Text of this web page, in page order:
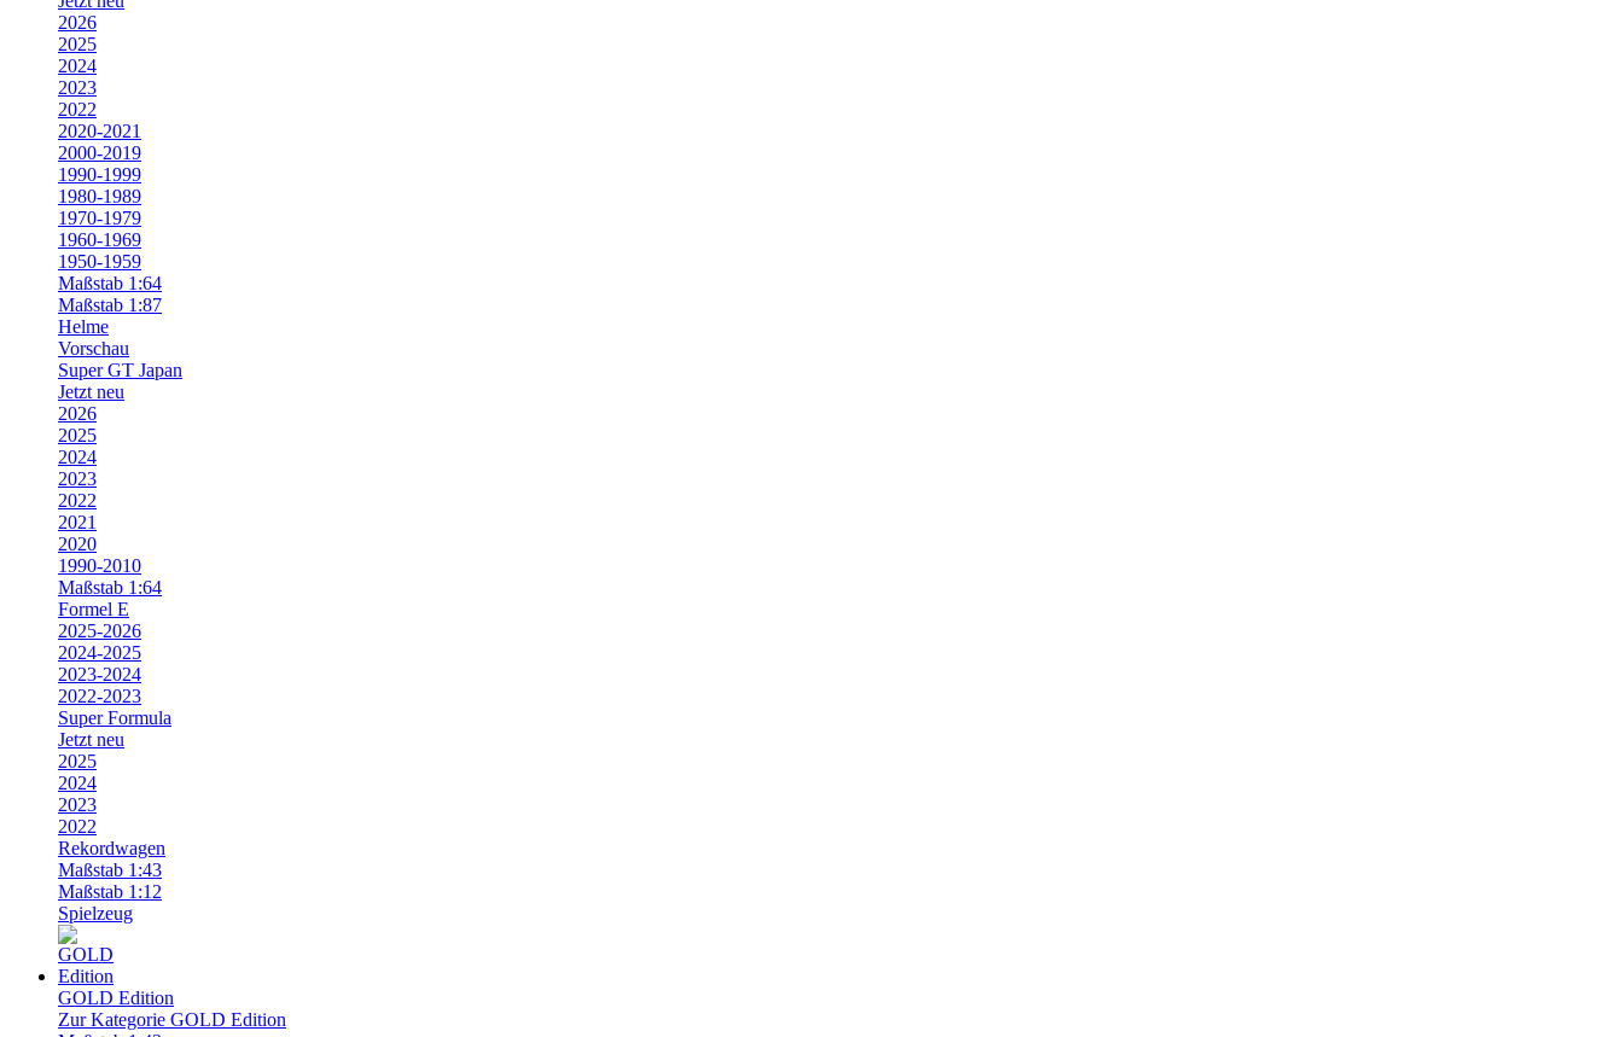
2026
2025
2024
2023
2022
2020-2021
2000-2019
1990-1999
1980-1989
1970-1979
1960-1969
1950-1959
Maßstab 1:64
Maßstab 1:87
Helme
Vorschau
Super GT Japan
Jetzt neu
2026
2025
2024
2023
2022
2021
2020
1990-2010
Maßstab 1:64
Formel E
2025-2026
2024-2025
2023-2024
2022-2023
Super Formula
Jetzt neu
2025
2024
2023
2022
Rekordwagen
Maßstab 1:43
Maßstab 1:12
Spielzeug
GOLD Edition
Zur Kategorie GOLD Edition